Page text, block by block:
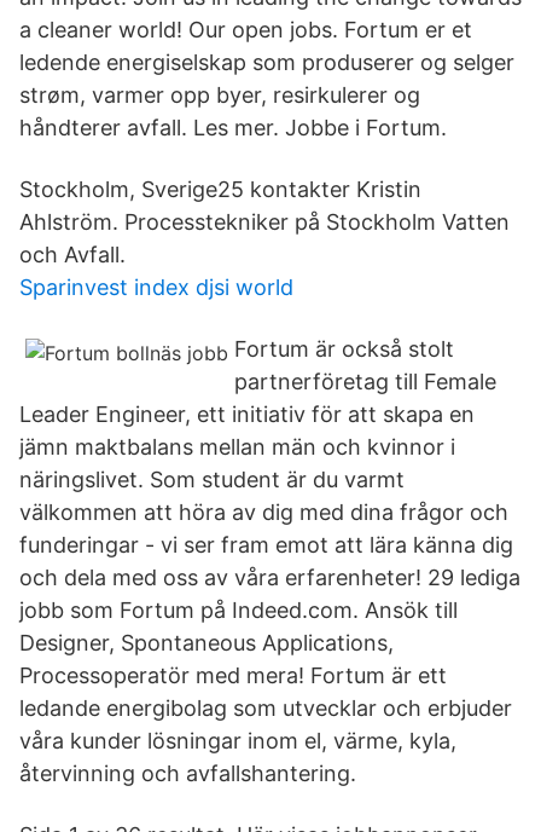
a cleaner world! Our open jobs. Fortum er et
ledende energiselskap som produserer og selger
strøm, varmer opp byer, resirkulerer og
håndterer avfall. Les mer. Jobbe i Fortum.
Stockholm, Sverige25 kontakter Kristin
Ahlström. Processtekniker på Stockholm Vatten
och Avfall.
Sparinvest index djsi world
Fortum är också stolt
partnerföretag till Female
Leader Engineer, ett initiativ för att skapa en
jämn maktbalans mellan män och kvinnor i
näringslivet. Som student är du varmt
välkommen att höra av dig med dina frågor och
funderingar - vi ser fram emot att lära känna dig
och dela med oss av våra erfarenheter! 29 lediga
jobb som Fortum på Indeed.com. Ansök till
Designer, Spontaneous Applications,
Processoperatör med mera! Fortum är ett
ledande energibolag som utvecklar och erbjuder
våra kunder lösningar inom el, värme, kyla,
återvinning och avfallshantering.